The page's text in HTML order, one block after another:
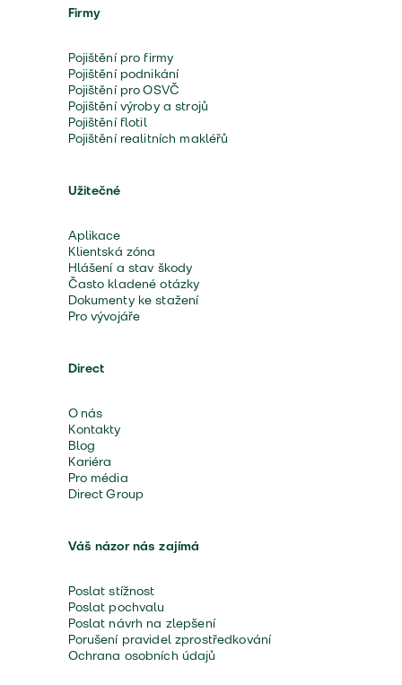
Firmy
Pojištění pro firmy
Pojištění podnikání
Pojištění pro OSVČ
Pojištění výroby a strojů
Pojištění flotil
Pojištění realitních makléřů
Užitečné
Aplikace
Klientská zóna
Hlášení a stav škody
Často kladené otázky
Dokumenty ke stažení
Pro vývojáře
Direct
O nás
Kontakty
Blog
Kariéra
Pro média
Direct Group
Váš názor nás zajímá
Poslat stížnost
Poslat pochvalu
Poslat návrh na zlepšení
Porušení pravidel zprostředkování
Ochrana osobních údajů